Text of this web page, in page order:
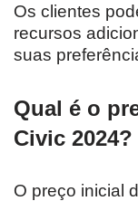
Os clientes
recursos
suas
Qual é o
Civic 2024?
O preço inicial